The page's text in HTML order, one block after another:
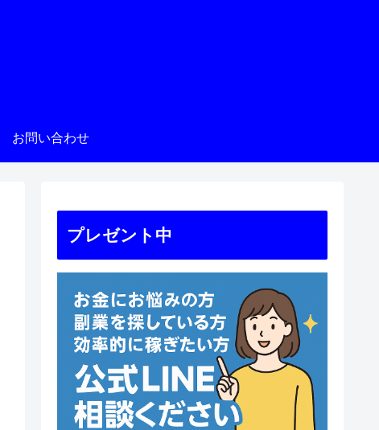
お問い合わせ
プレゼント中